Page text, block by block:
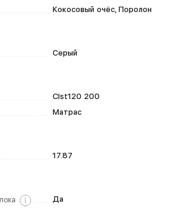
Кокосовый очёс, Поролон
Серый
Clst120 200
Матрас
17.87
Да